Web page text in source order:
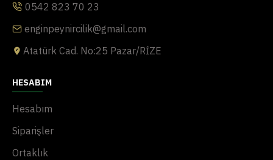
0542 823 70 23
enginpeynircilik@gmail.com
Atatürk Cad. No:25 Pazar/RİZE
HESABIM
Hesabım
Siparişler
Ortaklık